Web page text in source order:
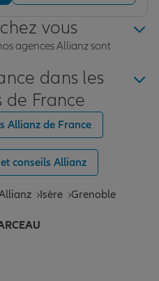
vous
agences Allianz sont
dans les
de France
Allianz de France
conseils Allianz
Isère Grenoble